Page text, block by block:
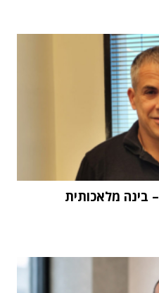
"העתיד הוא Physical AI – בינה מלאכותית